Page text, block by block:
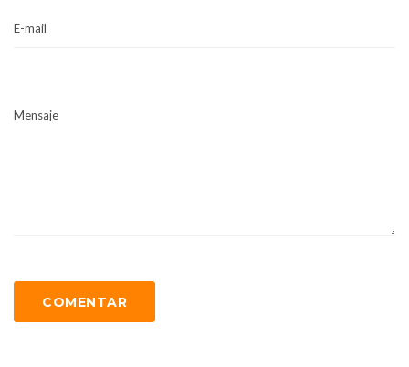
E-mail
Mensaje
COMENTAR